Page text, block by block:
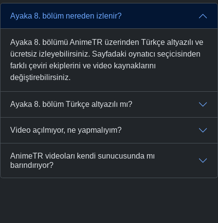
Ayaka 8. bölüm nereden izlenir?
Ayaka 8. bölümü AnimeTR üzerinden Türkçe altyazılı ve
ücretsiz izleyebilirsiniz. Sayfadaki oynatıcı seçicisinden
farklı çeviri ekiplerini ve video kaynaklarını
değiştirebilirsiniz.
Ayaka 8. bölüm Türkçe altyazılı mı?
Video açılmıyor, ne yapmalıyım?
AnimeTR videoları kendi sunucusunda mı
barındırıyor?